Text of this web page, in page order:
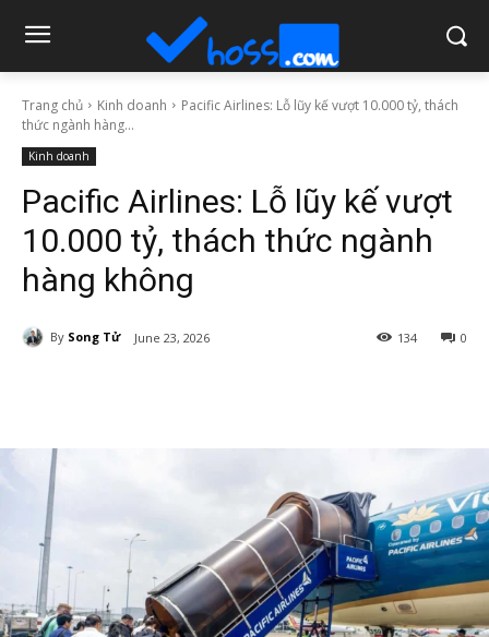
Trang chủ Kinh doanh
Pacific Airlines: Lỗ lũy kế vượt 10.000 tỷ, thách
thức ngành hàng...
Kinh doanh
Pacific Airlines: Lỗ lũy kế vượt
10.000 tỷ, thách thức ngành
hàng không
By Song Tử June 23, 2026 0
134